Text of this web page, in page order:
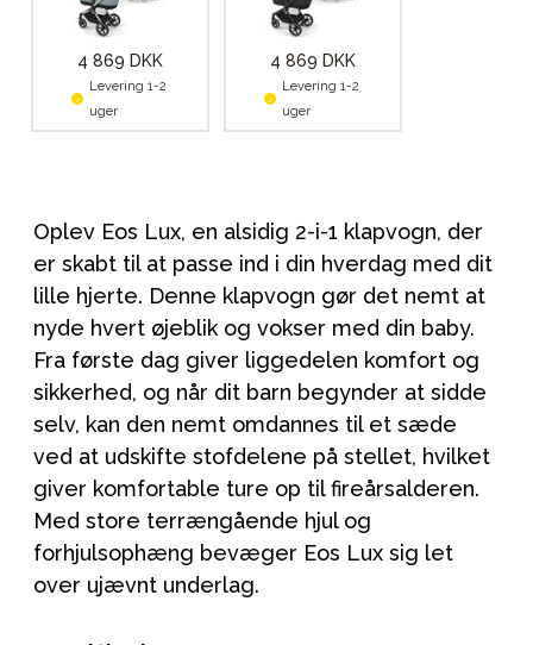
4 869 DKK
Levering 1-2
uger
4 869 DKK
Levering 1-2
uger
Oplev Eos Lux, en alsidig 2-i-1 klapvogn, der
er skabt til at passe ind i din hverdag med dit
lille hjerte. Denne klapvogn gør det nemt at
nyde hvert øjeblik og vokser med din baby.
Fra første dag giver liggedelen komfort og
sikkerhed, og når dit barn begynder at sidde
selv, kan den nemt omdannes til et sæde
ved at udskifte stofdelene på stellet, hvilket
giver komfortable ture op til fireårsalderen.
Med store terrængående hjul og
forhjulsophæng bevæger Eos Lux sig let
over ujævnt underlag.